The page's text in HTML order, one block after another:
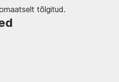
tõlgitud.